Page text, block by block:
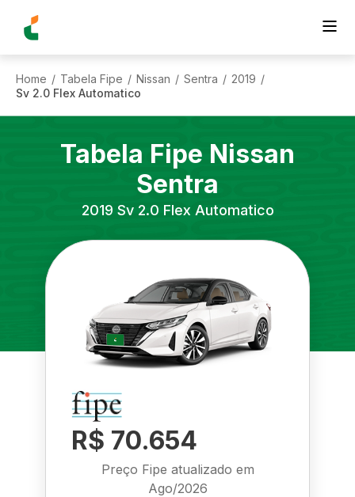
Home / Tabela Fipe / Nissan / Sentra / 2019 /
Sv 2.0 Flex Automatico
Tabela Fipe Nissan
Sentra
2019 Sv 2.0 Flex Automatico
R$ 70.654
Preço Fipe atualizado em
Ago/2026